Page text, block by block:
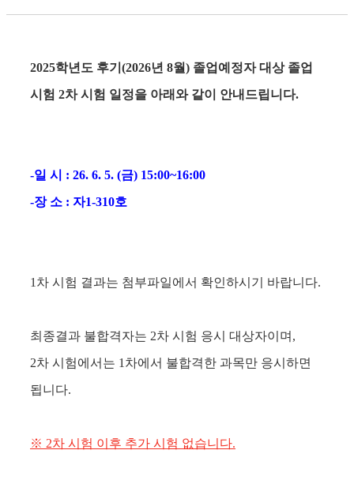
2025학년도 후기(2026년 8월) 졸업예정자 대상 졸업
시험 2차 시험 일정을 아래와 같이 안내드립니다.
-일 시 : 26. 6. 5. (금) 15:00~16:00
-장 소 : 자1-310호
1차 시험 결과는 첨부파일에서 확인하시기 바랍니다.
최종결과 불합격자는 2차 시험 응시 대상자이며,
2차 시험에서는 1차에서 불합격한 과목만 응시하면
됩니다.
※ 2차 시험 이후 추가 시험 없습니다.